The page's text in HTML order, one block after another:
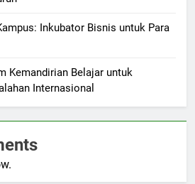
Inkubator Bisnis untuk Para
Kemandirian Belajar untuk
Internasional